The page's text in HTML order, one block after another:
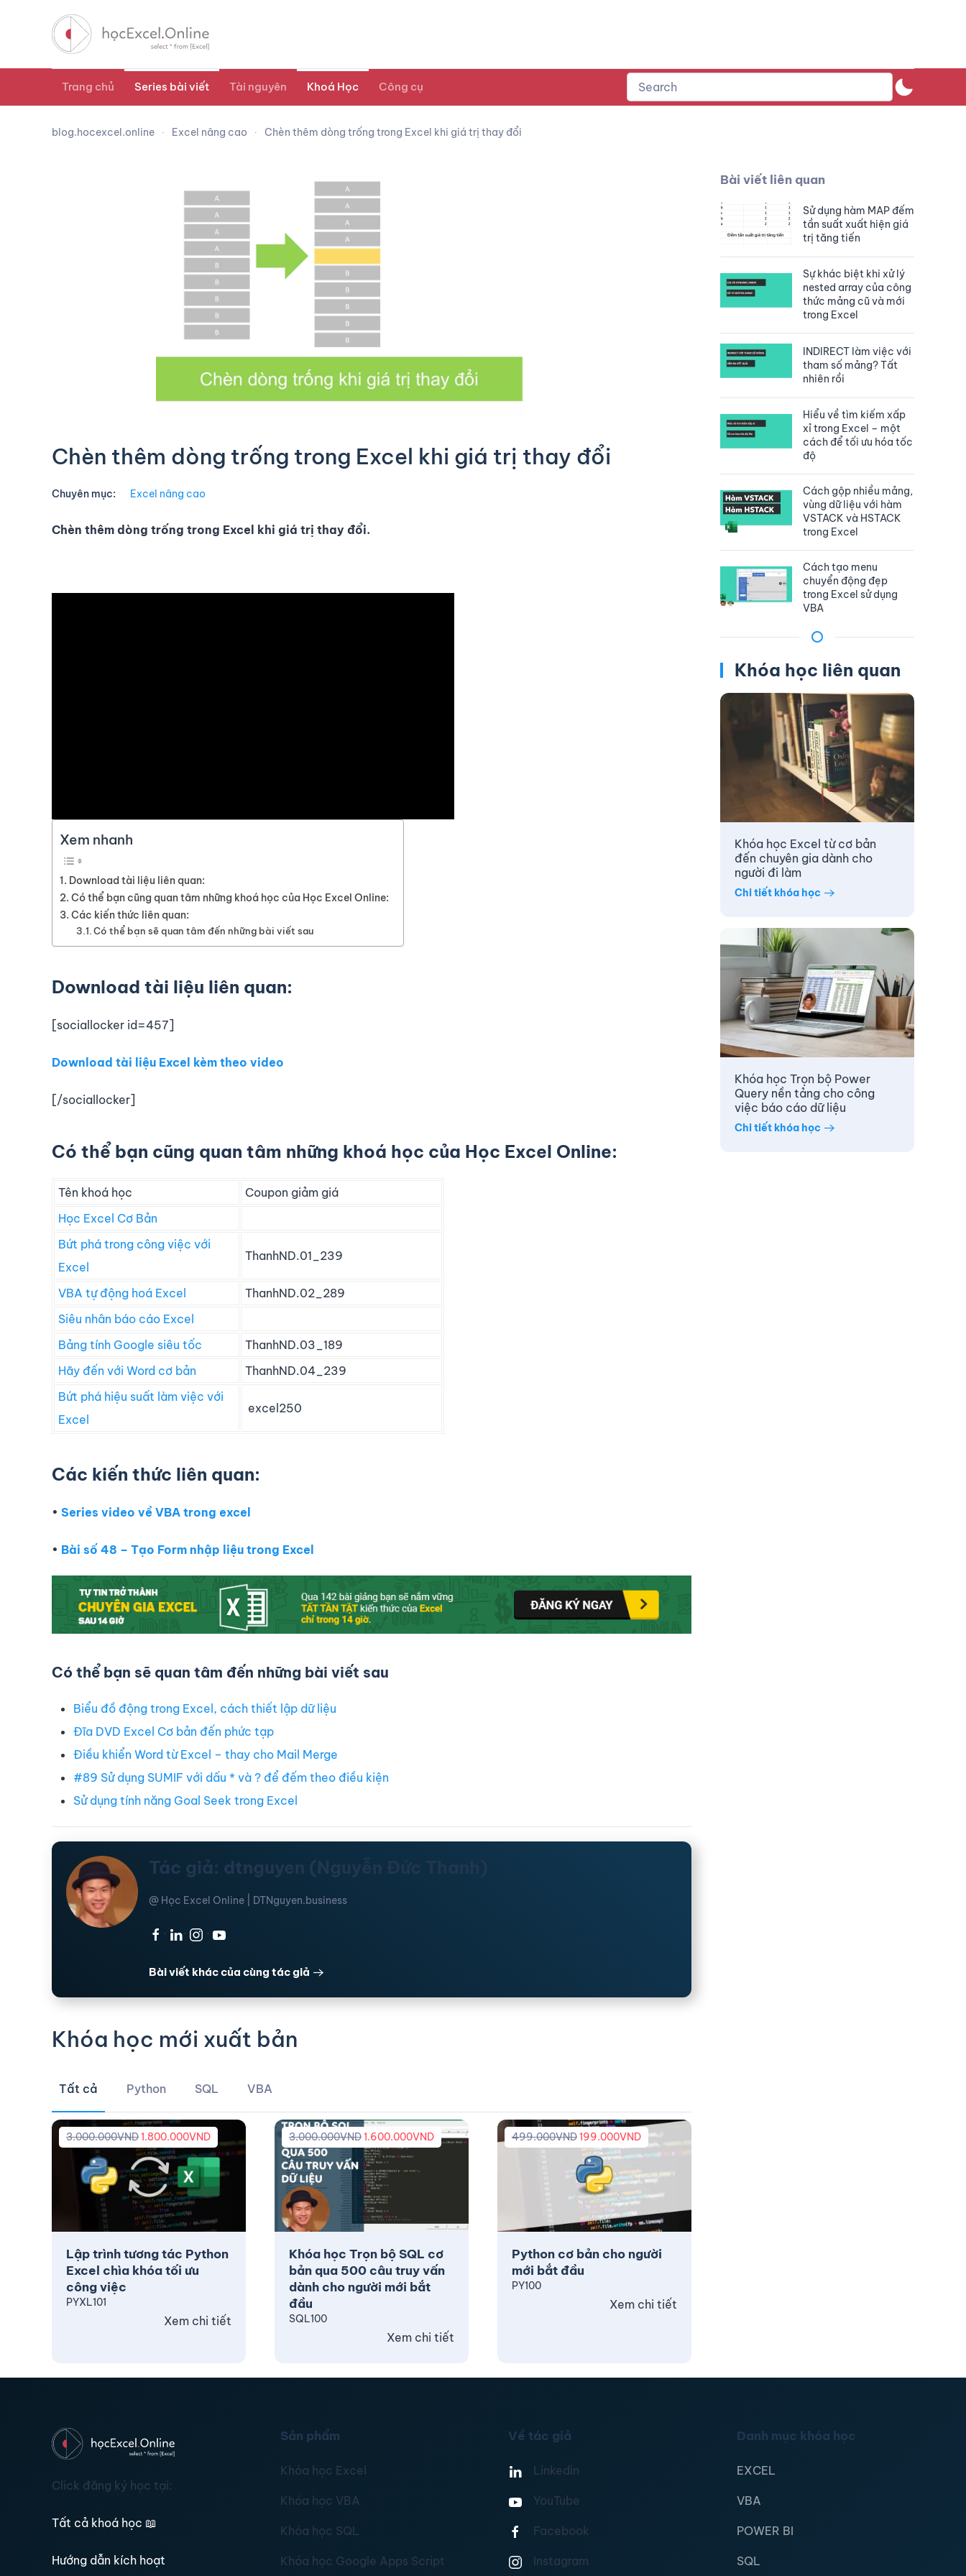
Trang chủ Series bài viết Tài nguyên Khoá Học Công cụ
blog.hocexcel.online Excel nâng cao Chèn thêm dòng trống trong Excel khi giá trị thay đổi
Chèn thêm dòng trống trong Excel khi giá trị thay đổi
Chuyên mục: Excel nâng cao
Chèn thêm dòng trống trong Excel khi giá trị thay đổi.
Xem nhanh
Download tài liệu liên quan:
Có thể bạn cũng quan tâm những khoá học của Học Excel Online:
Các kiến thức liên quan:
Có thể bạn sẽ quan tâm đến những bài viết sau
Download tài liệu liên quan:
[sociallocker id=457]
Download tài liệu Excel kèm theo video
[/sociallocker]
Có thể bạn cũng quan tâm những khoá học của Học Excel Online:
Tên khoá học
Coupon giảm giá
Học Excel Cơ Bản
Bứt phá trong công việc với
Excel
ThanhND.01_239
VBA tự động hoá Excel
ThanhND.02_289
Siêu nhân báo cáo Excel
Bảng tính Google siêu tốc
ThanhND.03_189
Hãy đến với Word cơ bản
ThanhND.04_239
Bứt phá hiệu suất làm việc với
Excel
excel250
Các kiến thức liên quan:
• Series video về VBA trong excel
• Bài số 48 – Tạo Form nhập liệu trong Excel
Có thể bạn sẽ quan tâm đến những bài viết sau
Biểu đồ động trong Excel, cách thiết lập dữ liệu
Đĩa DVD Excel Cơ bản đến phức tạp
Điều khiển Word từ Excel – thay cho Mail Merge
#89 Sử dụng SUMIF với dấu * và ? để đếm theo điều kiện
Sử dụng tính năng Goal Seek trong Excel
Tác giả: dtnguyen (Nguyễn Đức Thanh)
@ Học Excel Online | DTNguyen.business
· · ·
Bài viết khác của cùng tác giả
Khóa học mới xuất bản
Tất cả Python SQL VBA
Lập trình tương tác Python
Excel chìa khóa tối ưu
công việc
3.000.000VND1.800.000VND
PYXL101
Xem chi tiết
Khóa học Trọn bộ SQL cơ
bản qua 500 câu truy vấn
dành cho người mới bắt
đầu
3.000.000VND1.600.000VND
SQL100
Xem chi tiết
Python cơ bản cho người
mới bắt đầu
499.000VND199.000VND
PY100
Xem chi tiết
Bài viết liên quan
Sử dụng hàm MAP đếm
tần suất xuất hiện giá
trị tăng tiến
Sự khác biệt khi xử lý
nested array của công
thức mảng cũ và mới
trong Excel
INDIRECT làm việc với
tham số mảng? Tất
nhiên rồi
Hiểu về tìm kiếm xấp
xỉ trong Excel – một
cách để tối ưu hóa tốc
độ
Cách gộp nhiều mảng,
vùng dữ liệu với hàm
VSTACK và HSTACK
trong Excel
Cách tạo menu
chuyển động đẹp
trong Excel sử dụng
VBA
Khóa học liên quan
Khóa học Excel từ cơ bản
đến chuyên gia dành cho
người đi làm
Chi tiết khóa học
Khóa học Trọn bộ Power
Query nền tảng cho công
việc báo cáo dữ liệu
Chi tiết khóa học
Click đăng ký học tại:
Tất cả khoá học 📖
Hướng dẫn kích hoạt
Sản phẩm
Khóa học Excel
Khóa học VBA
Khóa học SQL
Khóa học Google Apps Script
Về tác giả
Linkedin
YouTube
Facebook
Instagram
Danh mục khóa học
EXCEL
VBA
POWER BI
SQL